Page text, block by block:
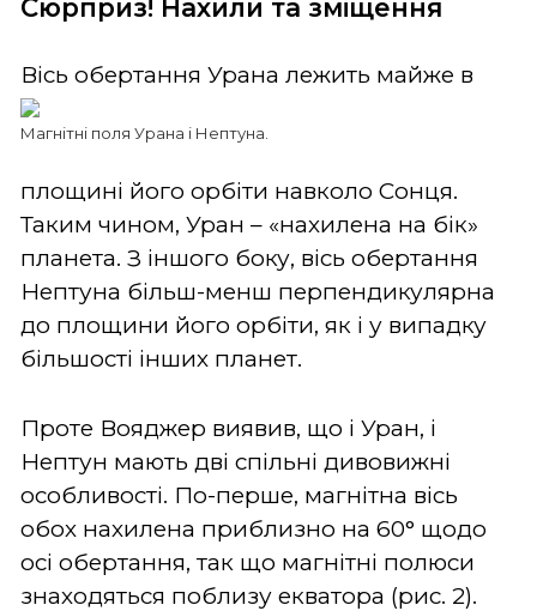
Сюрприз! Нахили та зміщення
Вісь обертання Урана лежить майж
Магнітні поля Урана і Нептуна.
е в
площині його орбіти навколо Сонця.
Таким чином, Уран – «нахилена на бік»
планета. З іншого боку, вісь обертання
Нептуна більш-менш перпендикулярна
до площини його орбіти, як і у випадку
більшості інших планет.
Проте Вояджер виявив, що і Уран, і
Нептун мають дві спільні дивовижні
особливості. По-перше, магнітна вісь
обох нахилена приблизно на 60° щодо
осі обертання, так що магнітні полюси
знаходяться поблизу екватора (рис. 2).